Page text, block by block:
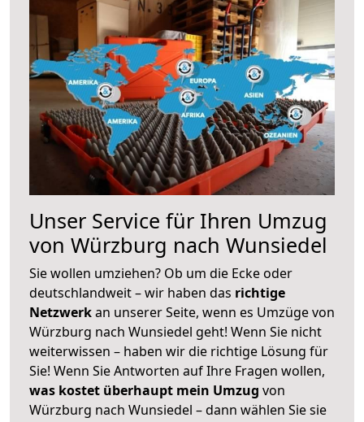
Unser Service für Ihren Umzug
von Würzburg nach Wunsiedel
Sie wollen umziehen? Ob um die Ecke oder
deutschlandweit – wir haben das richtige
Netzwerkan unserer Seite, wenn es Umzüge von
Würzburg nach Wunsiedel geht! Wenn Sie nicht
weiterwissen – haben wir die richtige Lösung für
Sie! Wenn Sie Antworten auf Ihre Fragen wollen,
was kostet überhaupt mein Umzug von
Würzburg nach Wunsiedel – dann wählen Sie sie